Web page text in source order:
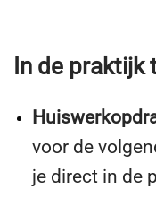
In de praktijk
voor de
je direct in de